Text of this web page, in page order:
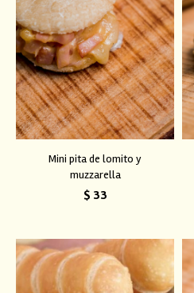
Mini pita de lomito y
muzzarella
$ 33